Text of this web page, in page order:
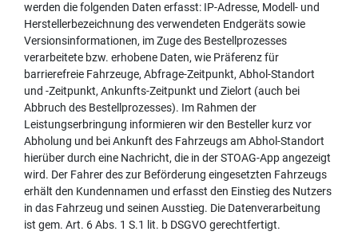
werden die folgenden Daten erfasst: IP-Adresse, Modell- und
Herstellerbezeichnung des verwendeten Endgeräts sowie
Versionsinformationen, im Zuge des Bestellprozesses
verarbeitete bzw. erhobene Daten, wie Präferenz für
barrierefreie Fahrzeuge, Abfrage-Zeitpunkt, Abhol-Standort
und -Zeitpunkt, Ankunfts-Zeitpunkt und Zielort (auch bei
Abbruch des Bestellprozesses). Im Rahmen der
Leistungserbringung informieren wir den Besteller kurz vor
Abholung und bei Ankunft des Fahrzeugs am Abhol-Standort
hierüber durch eine Nachricht, die in der STOAG-App angezeigt
wird. Der Fahrer des zur Beförderung eingesetzten Fahrzeugs
erhält den Kundennamen und erfasst den Einstieg des Nutzers
in das Fahrzeug und seinen Ausstieg. Die Datenverarbeitung
ist gem. Art. 6 Abs. 1 S.1 lit. b DSGVO gerechtfertigt.